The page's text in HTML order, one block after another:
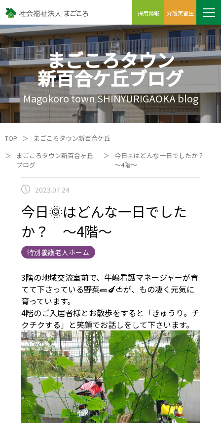
採用情報 介護実習生
まごころタウン
新百合ケ丘ブログ
Magokoro town SHINYURIGAOKA blog
TOP ＞
まごころタウン新百合ケ丘
＞
まごころタウン新百合ヶ丘
ブログ
＞ 今日🌞はどんな一日でしたか？
～4階～
2023.07.24
今日🌞はどんな一日でした
か？ ～4階～
特別養護老人ホーム
3階の地域交流室前で、牛嶋看護マネージャーが育
てて下さっている野菜🥒🍆🍅が、もの凄く元気に
育っています。
4階のご入居者様とお散歩をすると「きゅうり。チ
クチクする」と笑顔でお話しをして下さいます。